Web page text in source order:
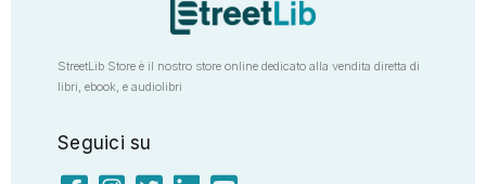
StreetLib Store è il nostro store online dedicato alla vendita diretta di
libri, ebook, e audiolibri
Seguici su